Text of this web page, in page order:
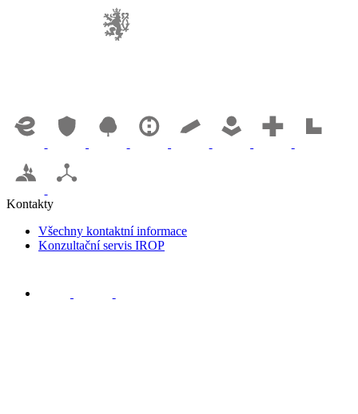
Kontakty
Všechny kontaktní informace
Konzultační servis IROP